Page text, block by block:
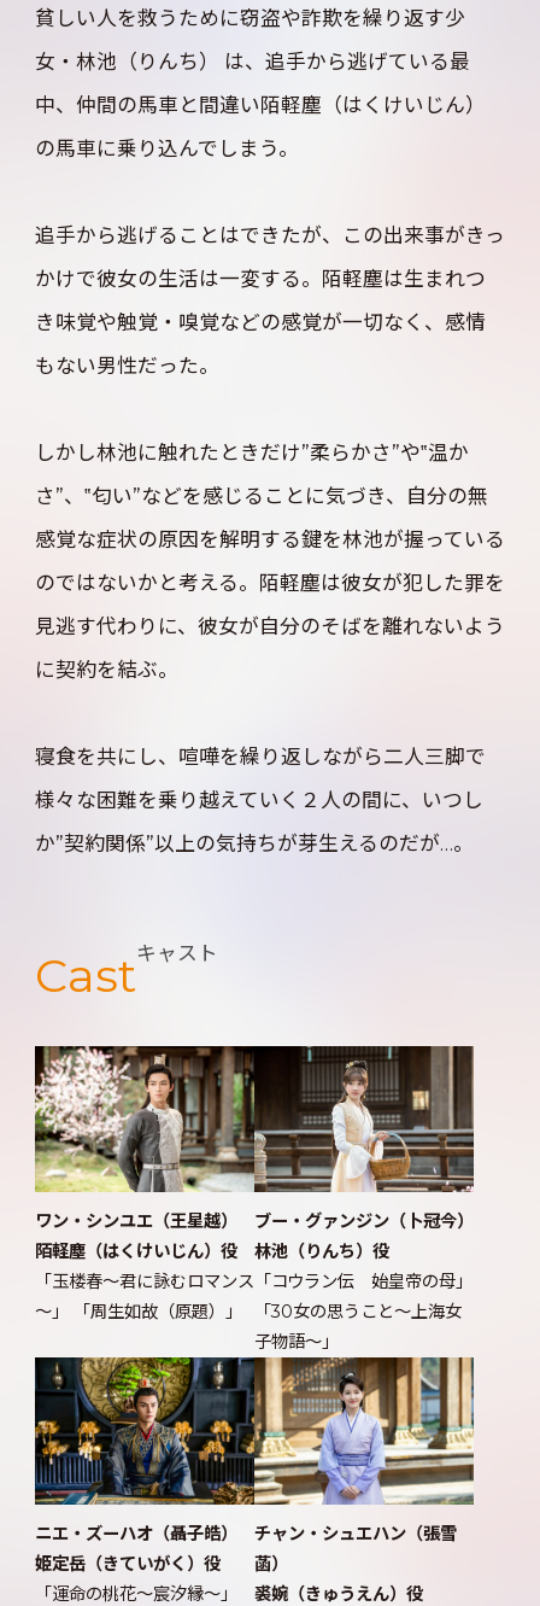
貧しい人を救うために窃盗や詐欺を繰り返す少
女・林池（りんち） は、追手から逃げている最
中、仲間の馬車と間違い陌軽塵（はくけいじん）
の馬車に乗り込んでしまう。
追手から逃げることはできたが、この出来事がきっ
かけで彼女の生活は一変する。陌軽塵は生まれつ
き味覚や触覚・嗅覚などの感覚が一切なく、感情
もない男性だった。
しかし林池に触れたときだけ”柔らかさ”や‟温か
さ”、‟匂い”などを感じることに気づき、自分の無
感覚な症状の原因を解明する鍵を林池が握っている
のではないかと考える。陌軽塵は彼女が犯した罪を
見逃す代わりに、彼女が自分のそばを離れないよう
に契約を結ぶ。
寝食を共にし、喧嘩を繰り返しながら二人三脚で
様々な困難を乗り越えていく２人の間に、いつし
か”契約関係”以上の気持ちが芽生えるのだが…。
Castキャスト
ワン・シンユエ（王星越）
陌軽塵（はくけいじん）役
「玉楼春～君に詠むロマンス
～」 「周生如故（原題）」
ブー・グァンジン（卜冠今）
林池（りんち）役
「コウラン伝 始皇帝の母」
「30女の思うこと～上海女
子物語～」
ニエ・ズーハオ（聶子皓）
姫定岳（きていがく）役
「運命の桃花～宸汐縁～」
チャン・シュエハン（張雪
菡）
裘婉（きゅうえん）役